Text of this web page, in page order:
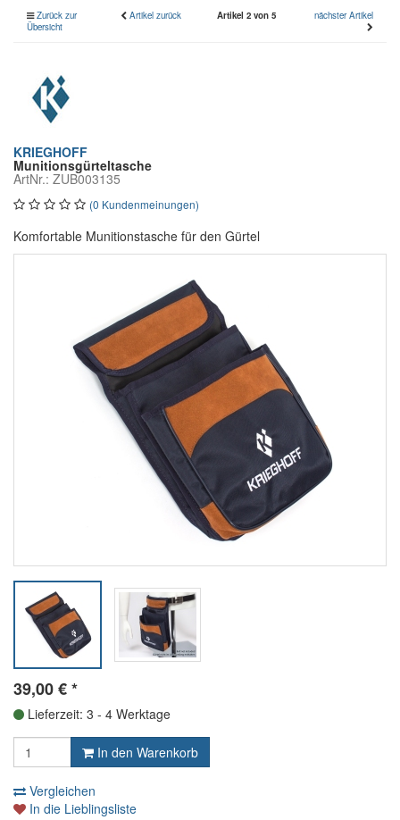
Zurück zur
Übersicht
Artikel zurück Artikel 2 von 5 nächster Artikel
KRIEGHOFF
Munitionsgürteltasche
ArtNr.: ZUB003135
(0 Kundenmeinungen)
Komfortable Munitionstasche für den Gürtel
39,00€*
Lieferzeit: 3 - 4 Werktage
In den Warenkorb
Vergleichen
In die Lieblingsliste